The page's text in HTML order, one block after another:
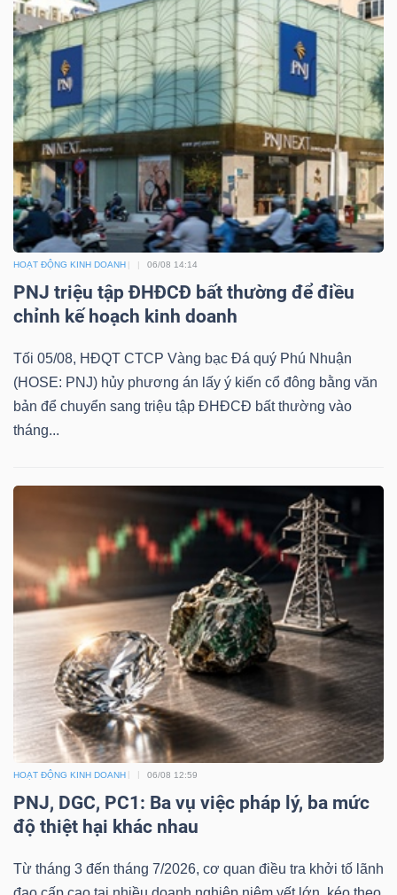
HOẠT ĐỘNG KINH DOANH 06/08 14:14
PNJ triệu tập ĐHĐCĐ bất thường để điều
chỉnh kế hoạch kinh doanh
Tối 05/08, HĐQT CTCP Vàng bạc Đá quý Phú Nhuận
(HOSE: PNJ) hủy phương án lấy ý kiến cổ đông bằng văn
bản để chuyển sang triệu tập ĐHĐCĐ bất thường vào
tháng...
HOẠT ĐỘNG KINH DOANH 06/08 12:59
PNJ, DGC, PC1: Ba vụ việc pháp lý, ba mức
độ thiệt hại khác nhau
Từ tháng 3 đến tháng 7/2026, cơ quan điều tra khởi tố lãnh
YẾU
TIÊU
DÙNG
THIẾT
YẾU
CHĂM
SÓC
CÔNG
NGHỆ
THÔNG
TIN
DỊCH
VỤ
THÔNG